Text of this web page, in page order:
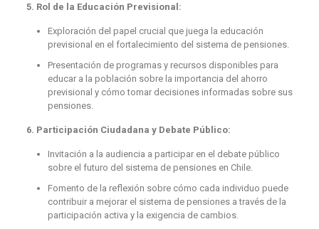
5. Rol de la Educación Previsional:
Exploración del papel crucial que juega la educación
previsional en el fortalecimiento del sistema de pensiones.
Presentación de programas y recursos disponibles para
educar a la población sobre la importancia del ahorro
previsional y cómo tomar decisiones informadas sobre sus
pensiones.
6. Participación Ciudadana y Debate Público:
Invitación a la audiencia a participar en el debate público
sobre el futuro del sistema de pensiones en Chile.
Fomento de la reflexión sobre cómo cada individuo puede
contribuir a mejorar el sistema de pensiones a través de la
participación activa y la exigencia de cambios.